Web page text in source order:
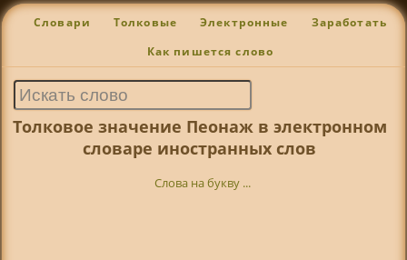
Словари Толковые Электронные Заработать
Как пишется слово
Толковое значение Пеонаж в электронном
словаре иностранных слов
Слова на букву ...